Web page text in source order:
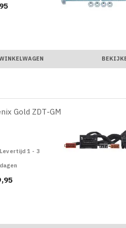
Gold ZDT-GM1
Levertijd 1 - 3